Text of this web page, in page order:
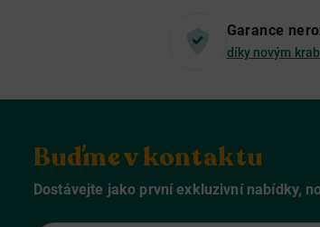
Garance
díky novým
Buďme v kontaktu
Dostávejte jako první exkluzivní nabídky,